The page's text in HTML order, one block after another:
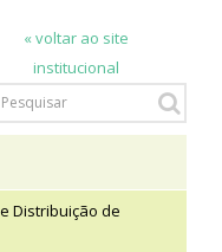
« voltar ao site
institucional
Distribuição de